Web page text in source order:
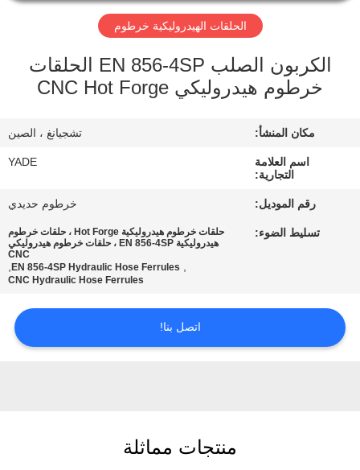
في
المعمل
مراقبة
الجودة
اقتباس
الحلقات الهيدروليكية خرطوم
الكربون الصلب EN 856-4SP الحلقات
خرطوم هيدروليكي CNC Hot Forge
مكان المنشأ: تشجيانغ ، الصين
اسم العلامة
التجارية:
YADE
رقم الموديل: خرطوم حديدي
تسليط الضوء:
حلقات خرطوم هيدروليكية Hot Forge ، حلقات خرطوم
هيدروليكية EN 856-4SP ، حلقات خرطوم هيدروليكي
CNC
,
EN 856-4SP Hydraulic Hose Ferrules
,
CNC Hydraulic Hose Ferrules
اتصل بنا!
منتجات مماثلة